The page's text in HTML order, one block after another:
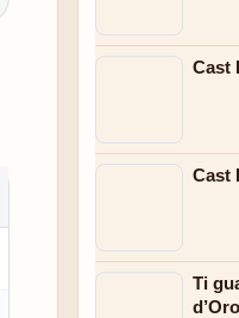
Cast
Cast
Ti
d’Oro